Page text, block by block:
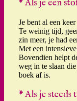
* Als je een
Je bent al een
Te weinig tijd,
zin meer, je had
Met een
Bovendien helpt
weg in te slaan
boek af is.
* Als je